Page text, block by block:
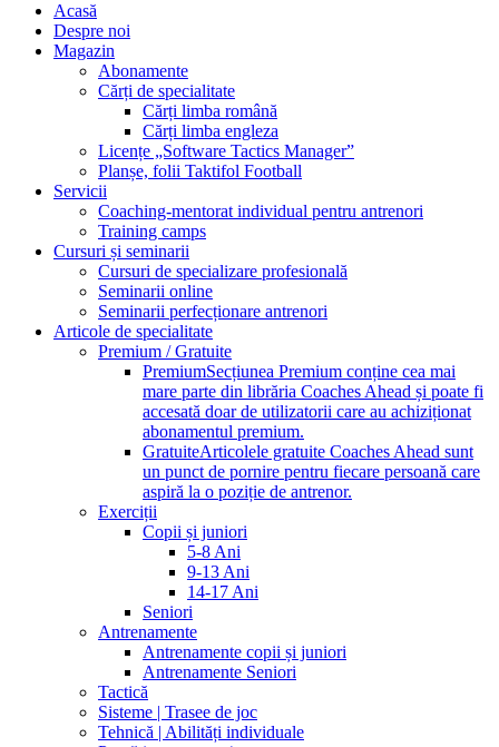
Acasă
Despre noi
Magazin
Abonamente
Cărți de specialitate
Cărți limba română
Cărți limba engleza
Licențe „Software Tactics Manager”
Planșe, folii Taktifol Football
Servicii
Coaching-mentorat individual pentru antrenori
Training camps
Cursuri și seminarii
Cursuri de specializare profesională
Seminarii online
Seminarii perfecționare antrenori
Articole de specialitate
Premium / Gratuite
PremiumSecțiunea Premium conține cea mai
mare parte din librăria Coaches Ahead și poate fi
accesată doar de utilizatorii care au achiziționat
abonamentul premium.
GratuiteArticolele gratuite Coaches Ahead sunt
un punct de pornire pentru fiecare persoană care
aspiră la o poziție de antrenor.
Exerciții
Copii și juniori
5-8 Ani
9-13 Ani
14-17 Ani
Seniori
Antrenamente
Antrenamente copii și juniori
Antrenamente Seniori
Tactică
Sisteme | Trasee de joc
Tehnică | Abilități individuale